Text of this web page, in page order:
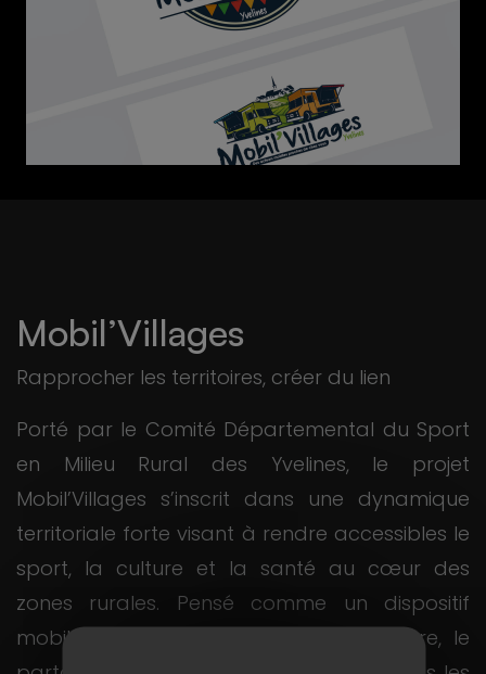
Mobil’Villages
Rapprocher les territoires, créer du lien
Porté par le Comité Départemental du Sport
en Milieu Rural des Yvelines, le projet
Mobil’Villages s’inscrit dans une dynamique
territoriale forte visant à rendre accessibles le
sport, la culture et la santé au cœur des
zones rurales. Pensé comme un dispositif
mobile et inclusif, il favorise la rencontre, le